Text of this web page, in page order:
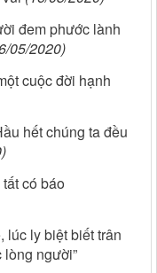
đem phước lành
05/2020)
cuộc đời hạnh
hết chúng ta đều
có báo
lúc ly biệt biết trân
người”